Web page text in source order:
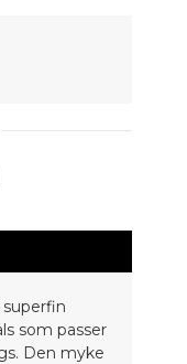
som passer
Den myke